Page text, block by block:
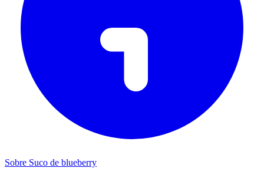
Sobre Suco de blueberry